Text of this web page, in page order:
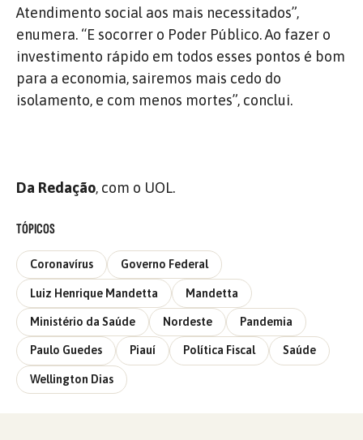
Atendimento social aos mais necessitados”,
enumera. “E socorrer o Poder Público. Ao fazer o
investimento rápido em todos esses pontos é bom
para a economia, sairemos mais cedo do
isolamento, e com menos mortes”, conclui.
Da Redação, com o UOL.
TÓPICOS
Coronavírus Governo Federal
Luiz Henrique Mandetta Mandetta
Ministério da Saúde Nordeste Pandemia
Paulo Guedes Piauí Política Fiscal Saúde
Wellington Dias